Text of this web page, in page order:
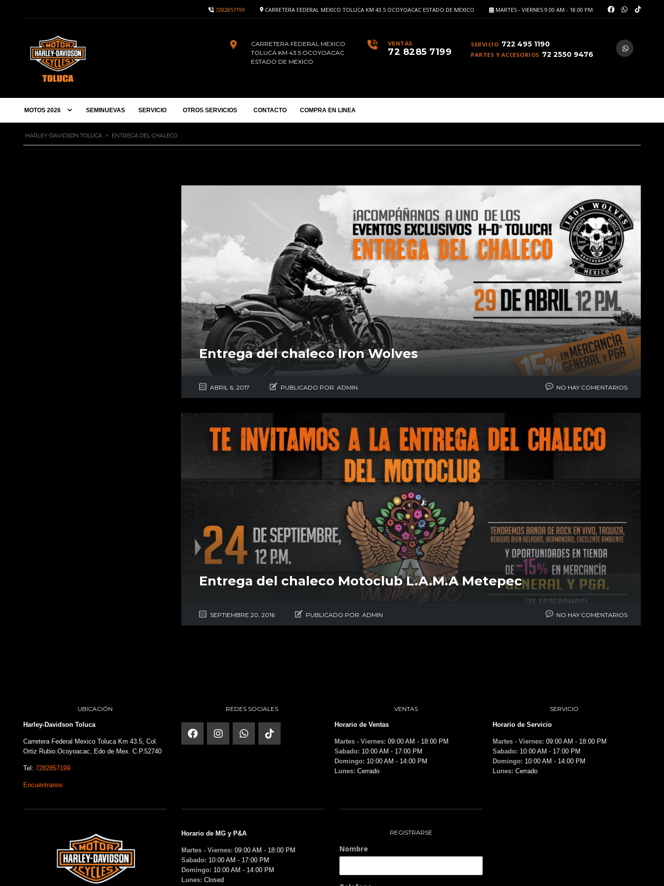
MARTES - VIERNES 9.00 AM - 18.00 PM
CARRETERA FEDERAL MEXICO TOLUCA KM 43.5 OCOYOACAC ESTADO DE MEXICO
7282857199
SERVICIO 722 495 1190
PARTES Y ACCESORIOS 72 2550 9476
VENTAS
72 8285 7199
CARRETERA FEDERAL MEXICO
TOLUCA KM 43.5 OCOYOACAC
ESTADO DE MEXICO
MOTOS 2026 SEMINUEVAS SERVICIO OTROS SERVICIOS CONTACTO COMPRA EN LINEA
HARLEY-DAVIDSON TOLUCA > ENTREGA DEL CHALECO
Entrega del chaleco Iron Wolves
ABRIL 6, 2017 PUBLICADO POR: ADMIN NO HAY COMENTARIOS
Entrega del chaleco Motoclub L.A.M.A Metepec
SEPTIEMBRE 20, 2016 PUBLICADO POR: ADMIN NO HAY COMENTARIOS
UBICACIÓN
Harley-Davidson Toluca
Carretera Federal Mexico Toluca Km 43.5, Col.
Ortiz Rubio.Ocoyoacac, Edo de Mex. C.P.52740
Tel: 7282857199
Encuéntranos
REDES SOCIALES VENTAS
Horario de Ventas
Martes - Viernes: 09:00 AM - 18:00 PM
Sabado: 10:00 AM - 17:00 PM
Domingo: 10:00 AM - 14:00 PM
Lunes: Cerrado
SERVICIO
Horario de Servicio
Martes - Viernes: 09:00 AM - 18:00 PM
Sabado: 10:00 AM - 17:00 PM
Domingo: 10:00 AM - 14:00 PM
Lunes: Cerrado
Horario de MG y P&A
Martes - Viernes: 09:00 AM - 18:00 PM
Sabado: 10:00 AM - 17:00 PM
Domingo: 10:00 AM - 14:00 PM
Lunes: Closed
REGISTRARSE
Nombre